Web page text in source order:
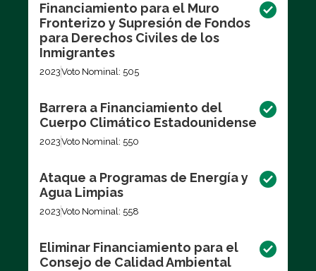
Financiamiento para el Muro
Fronterizo y Supresión de Fondos
para Derechos Civiles de los
Inmigrantes
2023Voto Nominal: 505
Barrera a Financiamiento del
Cuerpo Climático Estadounidense
2023Voto Nominal: 550
Ataque a Programas de Energía y
Agua Limpias
2023Voto Nominal: 558
Eliminar Financiamiento para el
Consejo de Calidad Ambiental